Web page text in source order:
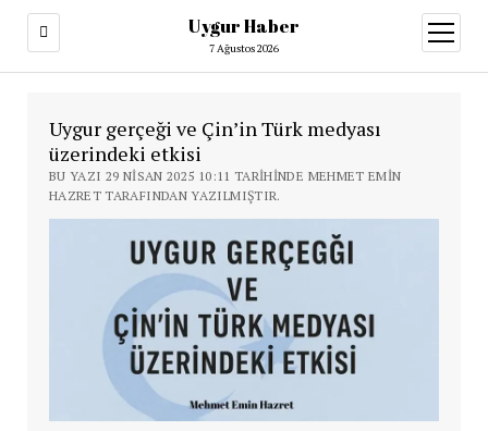
Uygur Haber
7 Ağustos 2026
aç
Uygur gerçeği ve Çin’in Türk medyası
üzerindeki etkisi
BU YAZI 29 NISAN 2025 10:11 TARIHINDE MEHMET EMIN
HAZRET TARAFINDAN YAZILMIŞTIR.